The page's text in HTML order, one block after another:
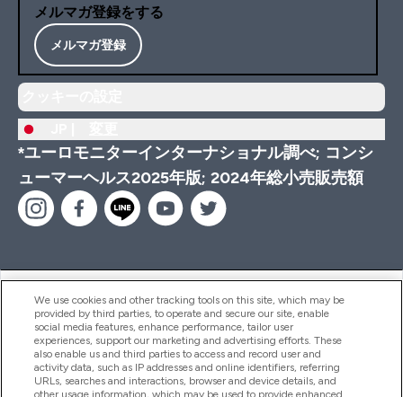
メルマガ登録をする
メルマガ登録
*ユーロモニターインターナショナル調べ; コンシ
ューマーヘルス2025年版; 2024年総小売販売額
ヘルプ＆ガイド
商品について
We use cookies and other tracking tools on this site, which may be
provided by third parties, to operate and secure our site, enable
social media features, enhance performance, tailor user
experiences, support our marketing and advertising efforts. These
also enable us and third parties to access and record user and
activity data, such as IP addresses and online identifiers, referring
URLs, searches and interactions, browser and device details, and
other usage information, which may be used to provide enhanced